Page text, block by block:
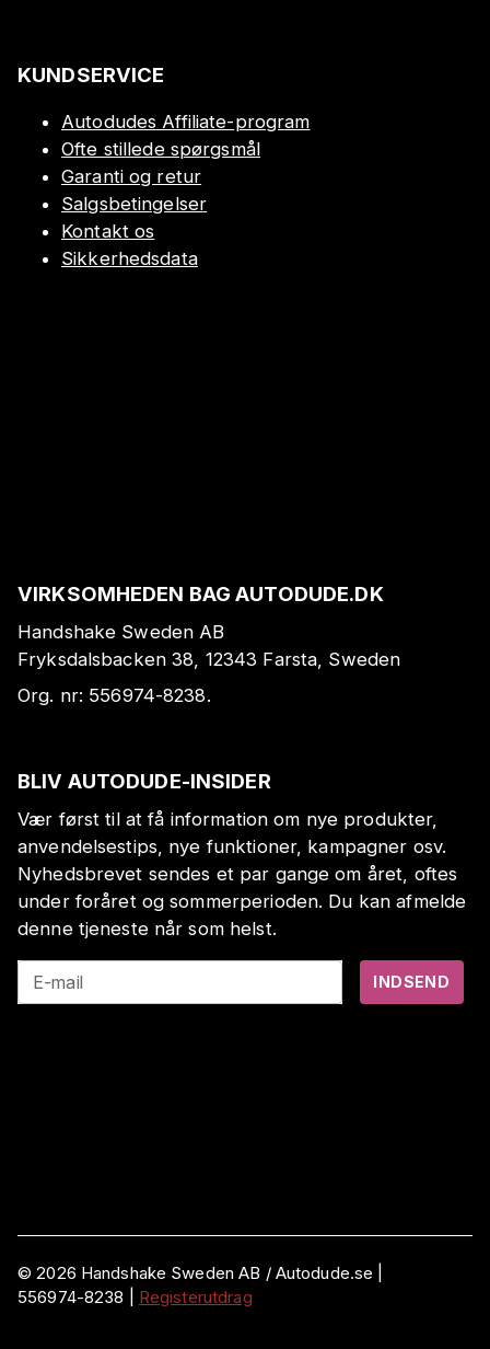
KUNDSERVICE
Autodudes Affiliate-program
Ofte stillede spørgsmål
Garanti og retur
Salgsbetingelser
Kontakt os
Sikkerhedsdata
VIRKSOMHEDEN BAG AUTODUDE.DK
Handshake Sweden AB
Fryksdalsbacken 38, 12343 Farsta, Sweden
Org. nr: 556974-8238.
BLIV AUTODUDE-INSIDER
Vær først til at få information om nye produkter,
anvendelsestips, nye funktioner, kampagner osv.
Nyhedsbrevet sendes et par gange om året, oftes
under foråret og sommerperioden. Du kan afmelde
denne tjeneste når som helst.
E-mail INDSEND
©2026 Handshake Sweden AB / Autodude.se |
556974-8238
Registerutdrag